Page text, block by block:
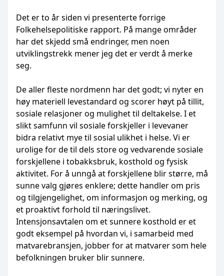
Det er to år siden vi presenterte forrige
Folkehelsepolitiske rapport. På mange områder
har det skjedd små endringer, men noen
utviklingstrekk mener jeg det er verdt å merke
seg.
De aller fleste nordmenn har det godt; vi nyter en
høy materiell levestandard og scorer høyt på tillit,
sosiale relasjoner og mulighet til deltakelse. I et
slikt samfunn vil sosiale forskjeller i levevaner
bidra relativt mye til sosial ulikhet i helse. Vi er
urolige for de til dels store og vedvarende sosiale
forskjellene i tobakksbruk, kosthold og fysisk
aktivitet. For å unngå at forskjellene blir større, må
sunne valg gjøres enklere; dette handler om pris
og tilgjengelighet, om informasjon og merking, og
et proaktivt forhold til næringslivet.
Intensjonsavtalen om et sunnere kosthold er et
godt eksempel på hvordan vi, i samarbeid med
matvarebransjen, jobber for at matvarer som hele
befolkningen bruker blir sunnere.